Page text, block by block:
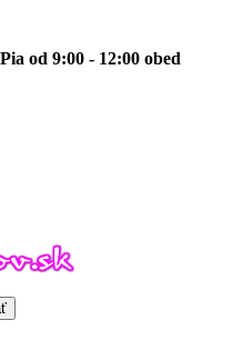
od 9:00 - 12:00 obed